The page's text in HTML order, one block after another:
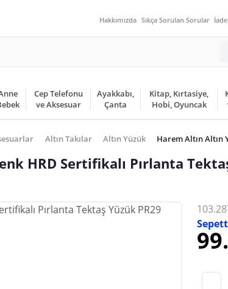
Hakkımızda Sıkça Sorulan Sorular
Cep Telefonu
ve Aksesuar
Ayakkabı,
Çanta
Kitap, Kırtasiye,
Hobi, Oyuncak
Altın Takılar Altın Yüzük Harem Altın Altın
HRD Sertifikalı Pırlanta